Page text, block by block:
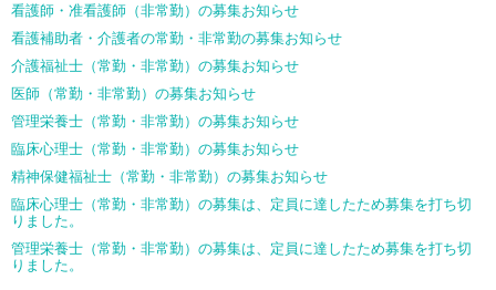
看護師・准看護師（非常勤）の募集お知らせ
看護補助者・介護者の常勤・非常勤の募集お知らせ
介護福祉士（常勤・非常勤）の募集お知らせ
医師（常勤・非常勤）の募集お知らせ
管理栄養士（常勤・非常勤）の募集お知らせ
臨床心理士（常勤・非常勤）の募集お知らせ
精神保健福祉士（常勤・非常勤）の募集お知らせ
臨床心理士（常勤・非常勤）の募集は、定員に達したため募集を打ち切
りました。
管理栄養士（常勤・非常勤）の募集は、定員に達したため募集を打ち切
りました。